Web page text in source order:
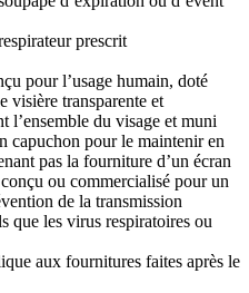
prescrit
pour l’usage humain, doté
visière transparente et
l’ensemble du visage et muni
capuchon pour le maintenir en
pas la fourniture d’un écran
ou commercialisé pour un
de la transmission
que les virus respiratoires ou
aux fournitures faites après le